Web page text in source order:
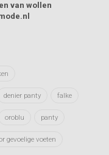
van wollen
denier panty falke
oroblu panty
gevoelige voeten